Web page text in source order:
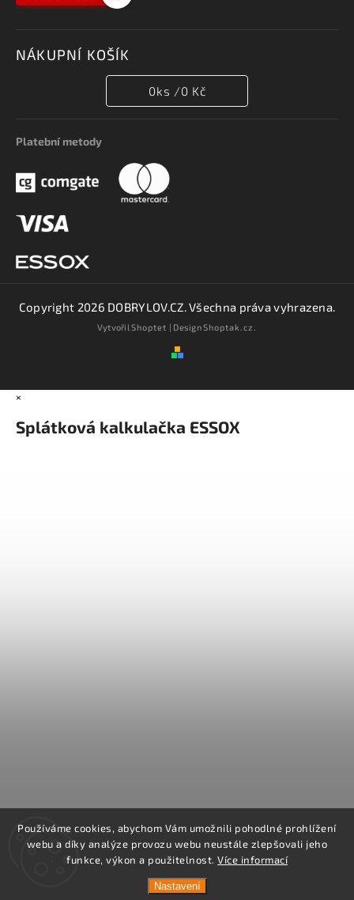
Používáme cookies, abychom Vám umožnili pohodlné prohlížení
webu a díky analýze provozu webu neustále zlepšovali jeho
funkce, výkon a použitelnost. Více informací
Nastavení
NÁKUPNÍ KOŠÍK
0ks /0 Kč
Platební metody
Copyright 2026 DOBRYLOV.CZ. Všechna práva vyhrazena.
VytvořilShoptet | DesignShoptak.cz.
×
Splátková kalkulačka ESSOX